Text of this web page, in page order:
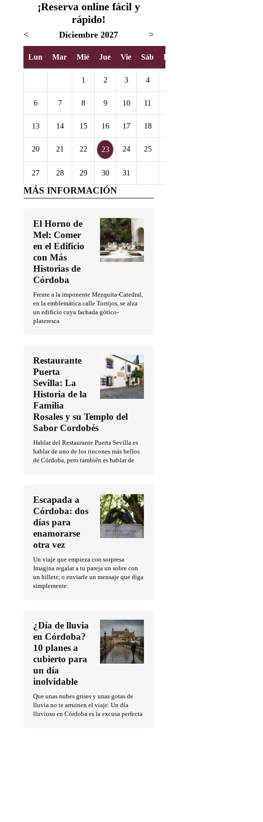
¡Reserva online fácil y
rápido!
< Diciembre 2027 >
Lun Mar Mié Jue Vie Sáb Dom
1 2 3 4
6 7 8 9 10 11
13 14 15 16 17 18
20 21 22 23 24 25
27 28 29 30 31
MÁS INFORMACIÓN
El Horno de
Mel: Comer
en el Edificio
con Más
Historias de
Córdoba
Frente a la imponente Mezquita-Catedral,
en la emblemática calle Torrijos, se alza
un edificio cuya fachada gótico-
plateresca
Restaurante
Puerta
Sevilla: La
Historia de la
Familia
Rosales y su Templo del
Sabor Cordobés
Hablar del Restaurante Puerta Sevilla es
hablar de uno de los rincones más bellos
de Córdoba, pero también es hablar de
Escapada a
Córdoba: dos
días para
enamorarse
otra vez
Un viaje que empieza con sorpresa
Imagina regalar a tu pareja un sobre con
un billete, o enviarle un mensaje que diga
simplemente:
¿Día de lluvia
en Córdoba?
10 planes a
cubierto para
un día
inolvidable
Que unas nubes grises y unas gotas de
lluvia no te arruinen el viaje. Un día
lluvioso en Córdoba es la excusa perfecta